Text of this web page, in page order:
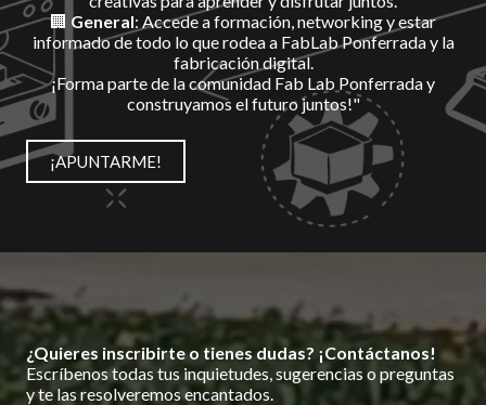
🏢 General: Accede a formación, networking y estar
informado de todo lo que rodea a FabLab Ponferrada y la
fabricación digital.
¡Forma parte de la comunidad Fab Lab Ponferrada y
construyamos el futuro juntos!"
¡APUNTARME!
¿Quieres inscribirte o tienes dudas? ¡Contáctanos!
Escríbenos todas tus inquietudes, sugerencias o preguntas
y te las resolveremos encantados.